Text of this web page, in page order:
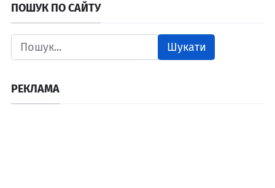
ПОШУК ПО САЙТУ
Шукати
РЕКЛАМА